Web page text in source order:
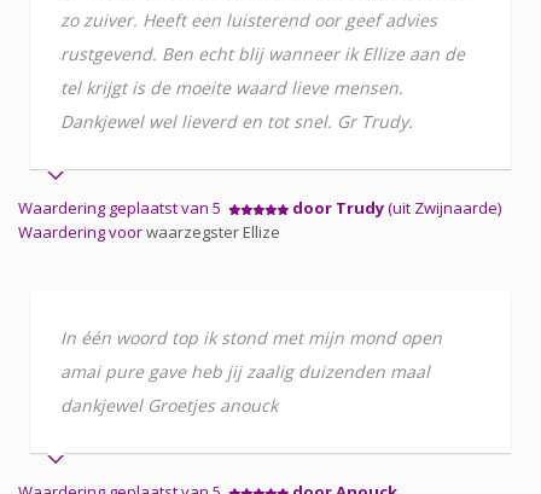
zo zuiver. Heeft een luisterend oor geef advies
rustgevend. Ben echt blij wanneer ik Ellize aan de
tel krijgt is de moeite waard lieve mensen.
Dankjewel wel lieverd en tot snel. Gr Trudy.
Waardering geplaatst van 5 door Trudy(uit Zwijnaarde)
Waardering voorwaarzegster Ellize
In één woord top ik stond met mijn mond open
amai pure gave heb jij zaalig duizenden maal
dankjewel Groetjes anouck